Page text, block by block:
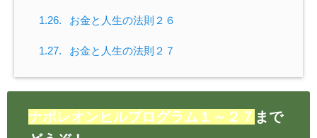
1.26. お金と人生の法則２６
1.27. お金と人生の法則２７
ナポレオンヒルプログラム１～２７ まで